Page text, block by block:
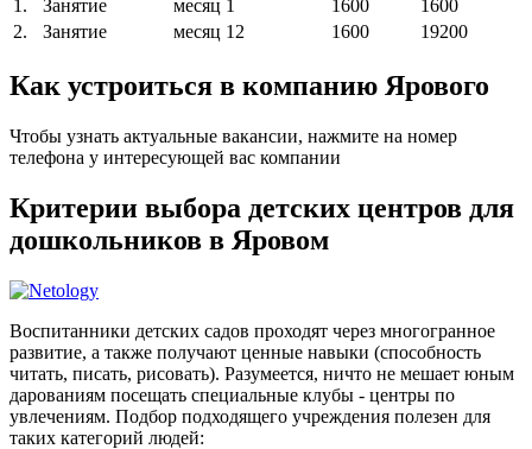
1.
Занятие месяц 1 1600
1600
2.
Занятие месяц 12 1600 19200
Как устроиться в компанию Ярового
Чтобы узнать актуальные вакансии, нажмите на номер
телефона у интересующей вас компании
Критерии выбора детских центров для
дошкольников в Яровом
Воспитанники детских садов проходят через многогранное
развитие, а также получают ценные навыки (способность
читать, писать, рисовать). Разумеется, ничто не мешает юным
дарованиям посещать специальные клубы - центры по
увлечениям. Подбор подходящего учреждения полезен для
таких категорий людей: